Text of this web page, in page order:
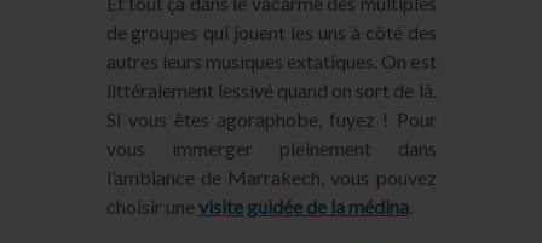
de groupes qui jouent les uns à côté des
autres leurs musiques extatiques. On est
littéralement lessivé quand on sort de là.
Si vous êtes agoraphobe, fuyez ! Pour
vous immerger pleinement dans
l’ambiance de Marrakech, vous pouvez
choisir unevisite guidée de la médina.